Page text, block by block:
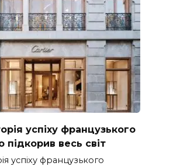
успіху французького
весь світ
успіху французького